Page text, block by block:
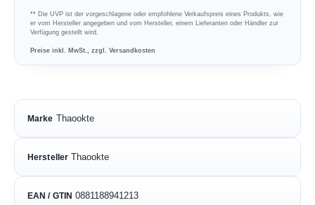
** Die UVP ist der vorgeschlagene oder empfohlene Verkaufspreis eines Produkts, wie
er vom Hersteller angegeben und vom Hersteller, einem Lieferanten oder Händler zur
Verfügung gestellt wird.
Preise inkl. MwSt., zzgl. Versandkosten
Marke Thaookte
Hersteller Thaookte
EAN / GTIN 0881188941213